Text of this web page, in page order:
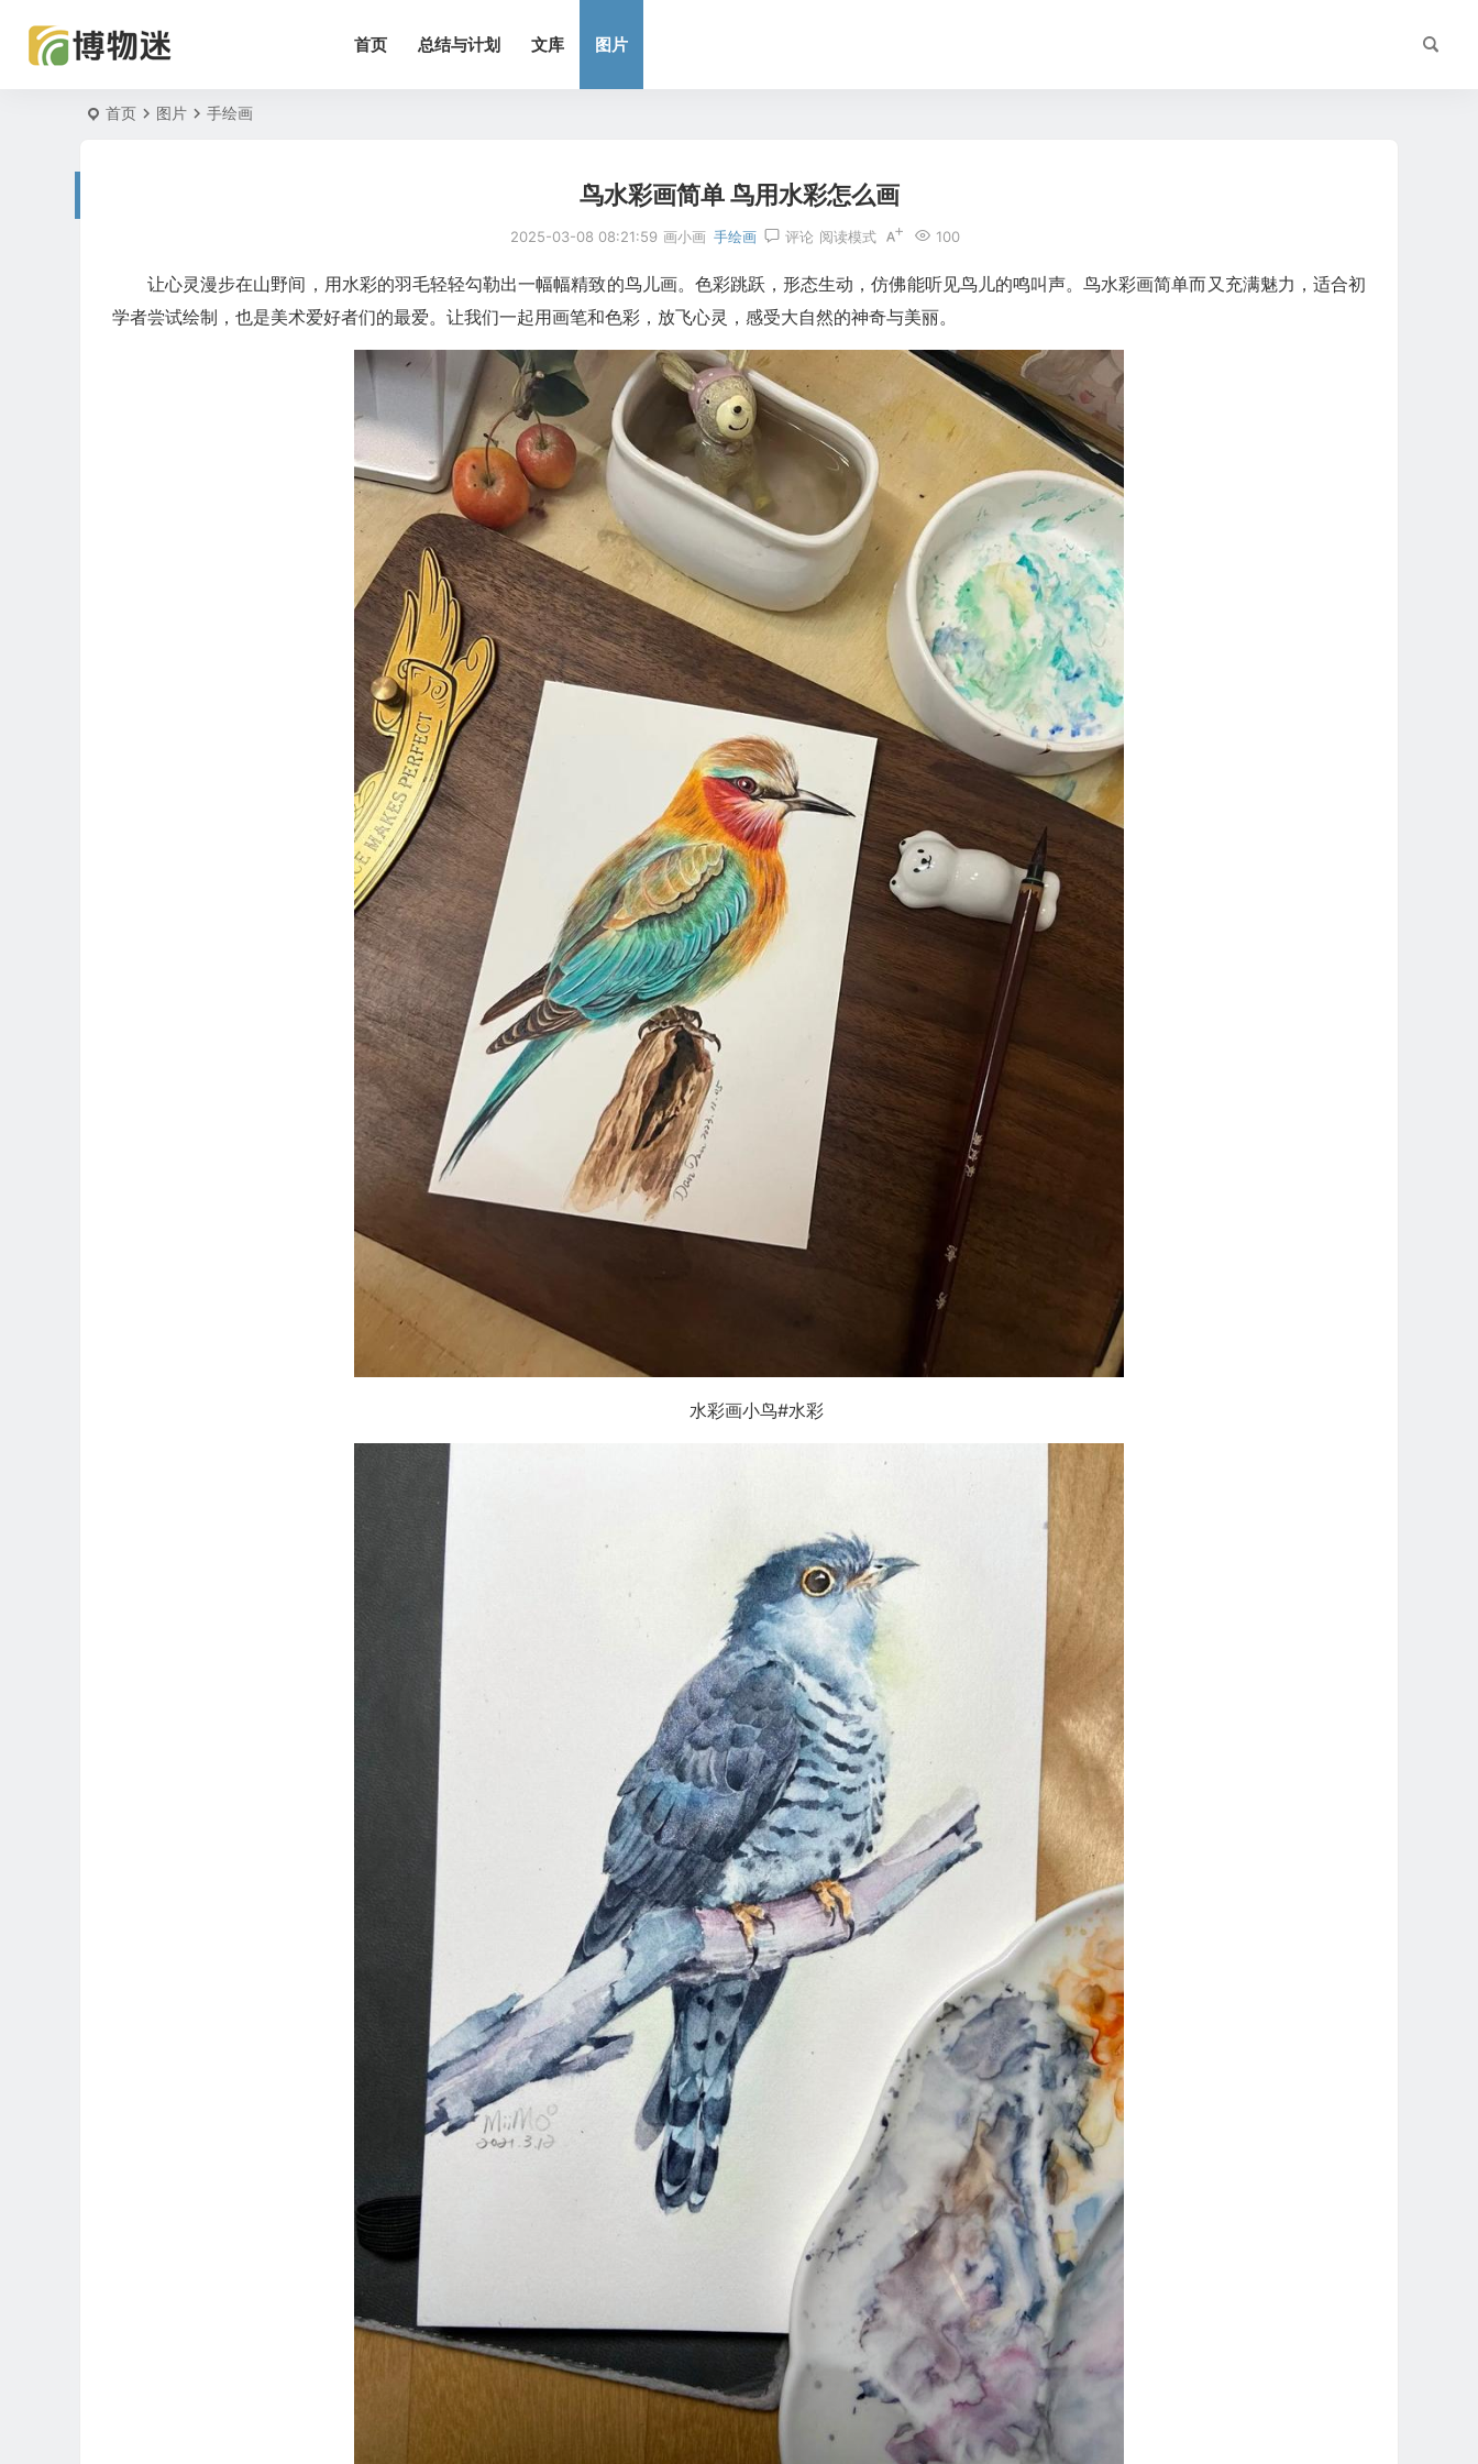
首页 总结与计划 文库 图片
首页 图片 手绘画
鸟水彩画简单 鸟用水彩怎么画
2025-03-08 08:21:59 画小画 手绘画 评论 100
阅读模式
让心灵漫步在山野间，用水彩的羽毛轻轻勾勒出一幅幅精致的鸟儿画。色彩跳跃，形态生动，仿佛能听见鸟儿的鸣叫声。鸟水彩画简单而又充满魅力，适合初
学者尝试绘制，也是美术爱好者们的最爱。让我们一起用画笔和色彩，放飞心灵，感受大自然的神奇与美丽。
水彩画小鸟#水彩